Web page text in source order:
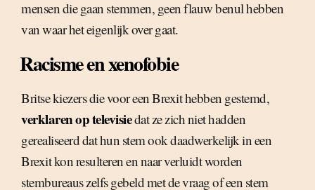
mensen die gaan stemmen, geen flauw benul hebben
van waar het eigenlijk over gaat.
Racisme en xenofobie
Britse kiezers die voor een Brexit hebben gestemd,
verklaren op televisiedat ze zich niet hadden
gerealiseerd dat hun stem ook daadwerkelijk in een
Brexit kon resulteren en naar verluidt worden
stembureaus zelfs gebeld met de vraag of een stem